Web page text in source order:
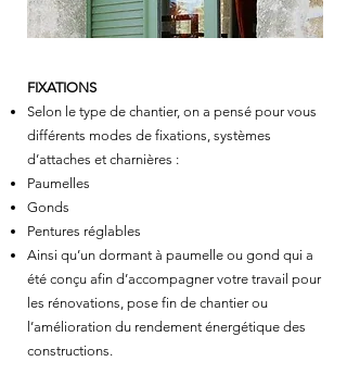
FIXATIONS
Selon le type de chantier, on a pensé pour vous
différents modes de fixations, systèmes
d’attaches et charnières :
Paumelles
Gonds
Pentures réglables
Ainsi qu’un dormant à paumelle ou gond qui a
été conçu afin d’accompagner votre travail pour
les rénovations, pose fin de chantier ou
l’amélioration du rendement énergétique des
constructions.